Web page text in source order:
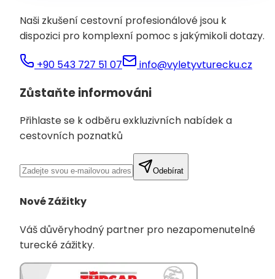
Naši zkušení cestovní profesionálové jsou k
dispozici pro komplexní pomoc s jakýmikoli dotazy.
+90 543 727 51 07 info@vyletyvturecku.cz
Zůstaňte informováni
Přihlaste se k odběru exkluzivních nabídek a
cestovních poznatků
Odebírat
Nové Zážitky
Váš důvěryhodný partner pro nezapomenutelné
turecké zážitky.